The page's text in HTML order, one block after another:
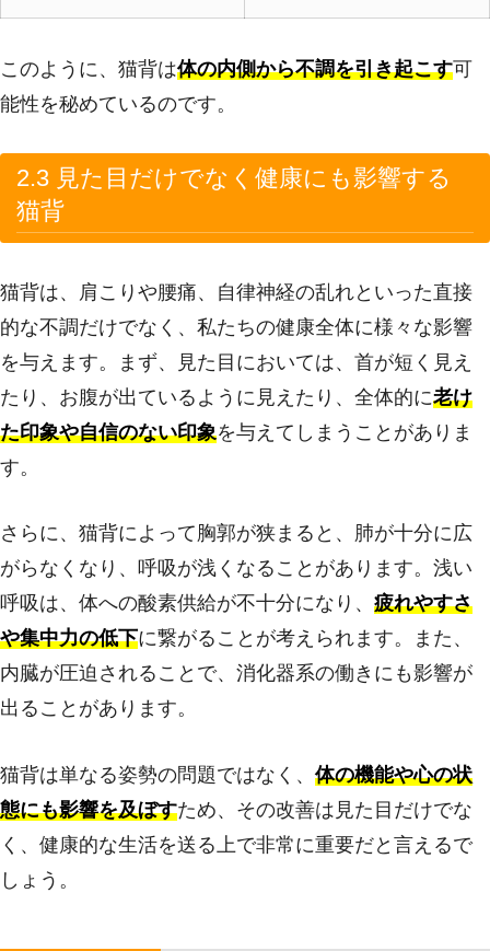
このように、猫背は体の内側から不調を引き起こす可
能性を秘めているのです。
2.3 見た目だけでなく健康にも影響する
猫背
猫背は、肩こりや腰痛、自律神経の乱れといった直接
的な不調だけでなく、私たちの健康全体に様々な影響
を与えます。まず、見た目においては、首が短く見え
たり、お腹が出ているように見えたり、全体的に老け
た印象や自信のない印象を与えてしまうことがありま
す。
さらに、猫背によって胸郭が狭まると、肺が十分に広
がらなくなり、呼吸が浅くなることがあります。浅い
呼吸は、体への酸素供給が不十分になり、 疲れやすさ
や集中力の低下に繋がることが考えられます。また、
内臓が圧迫されることで、消化器系の働きにも影響が
出ることがあります。
猫背は単なる姿勢の問題ではなく、 体の機能や心の状
態にも影響を及ぼすため、その改善は見た目だけでな
く、健康的な生活を送る上で非常に重要だと言えるで
しょう。